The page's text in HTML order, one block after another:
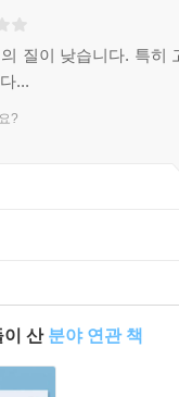
질이 낮습니다. 특히
...
?
이 산 분야 연관 책